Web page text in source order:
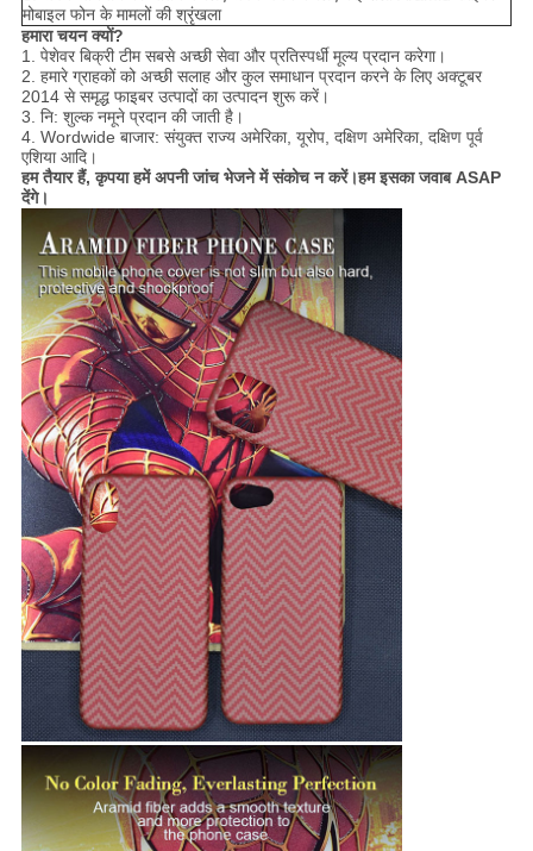
मोबाइल फोन के मामलों की श्रृंखला
हमारा चयन क्यों?
1. पेशेवर बिक्री टीम सबसे अच्छी सेवा और प्रतिस्पर्धी मूल्य प्रदान करेगा।
2. हमारे ग्राहकों को अच्छी सलाह और कुल समाधान प्रदान करने के लिए अक्टूबर
2014 से समृद्ध फाइबर उत्पादों का उत्पादन शुरू करें।
3. नि: शुल्क नमूने प्रदान की जाती है।
4. Wordwide बाजार: संयुक्त राज्य अमेरिका, यूरोप, दक्षिण अमेरिका, दक्षिण पूर्व
एशिया आदि।
हम तैयार हैं, कृपया हमें अपनी जांच भेजने में संकोच न करें।हम इसका जवाब ASAP
देंगे।